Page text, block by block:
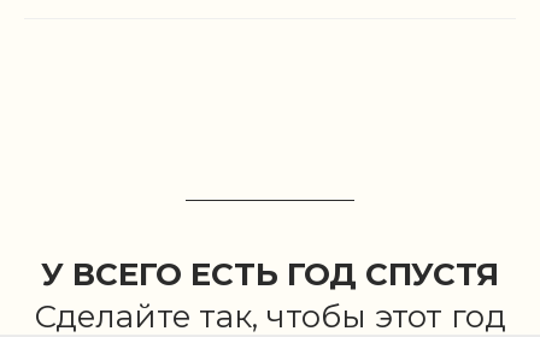
У ВСЕГО ЕСТЬ ГОД СПУСТЯ
Сделайте так, чтобы этот год